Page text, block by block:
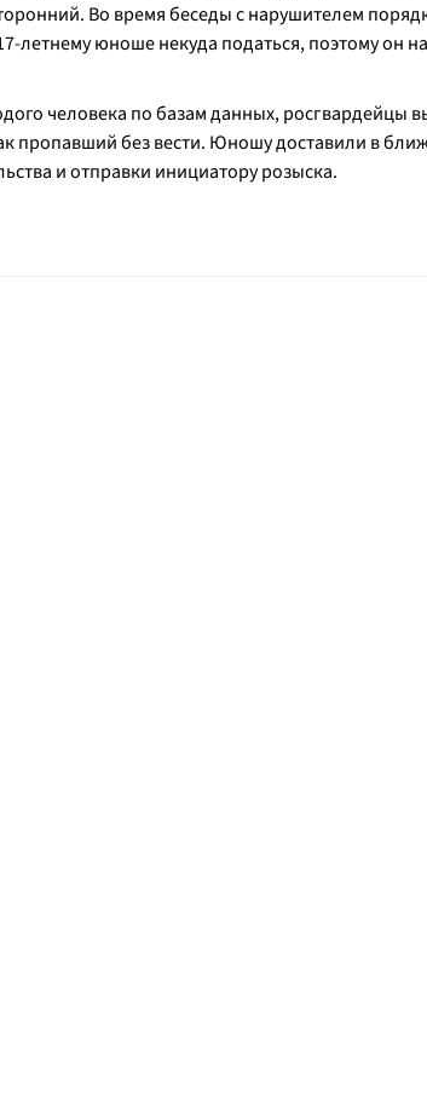
Во время беседы с нарушителем
летнему юноше некуда податься, поэтому он
человека по базам данных, росгвардейцы
пропавший без вести. Юношу доставили в
и отправки инициатору розыска.